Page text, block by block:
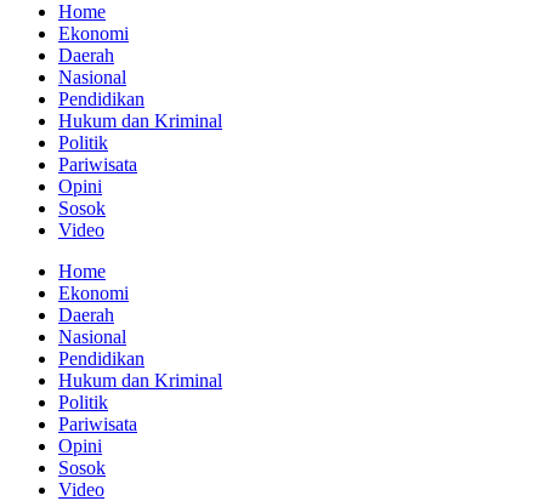
Home
Ekonomi
Daerah
Nasional
Pendidikan
Hukum dan Kriminal
Politik
Pariwisata
Opini
Sosok
Video
Home
Ekonomi
Daerah
Nasional
Pendidikan
Hukum dan Kriminal
Politik
Pariwisata
Opini
Sosok
Video